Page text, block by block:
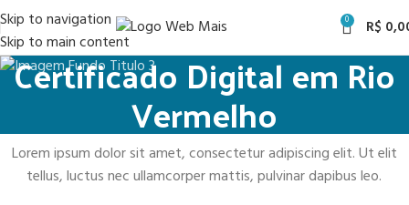
Skip to navigation
Skip to main content
0 R$
Certificado Digital em Rio
Vermelho
Lorem ipsum dolor sit amet, consectetur adipiscing elit. Ut elit
tellus, luctus nec ullamcorper mattis, pulvinar dapibus leo.